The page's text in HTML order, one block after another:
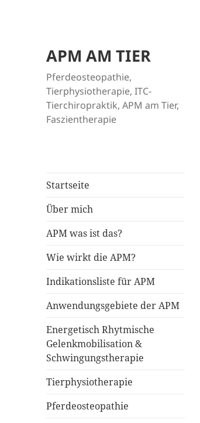
APM AM TIER
Pferdeosteopathie,
Tierphysiotherapie, ITC-
Tierchiropraktik, APM am Tier,
Faszientherapie
Startseite
Über mich
APM was ist das?
Wie wirkt die APM?
Indikationsliste für APM
Anwendungsgebiete der APM
Energetisch Rhytmische
Gelenkmobilisation &
Schwingungstherapie
Tierphysiotherapie
Pferdeosteopathie